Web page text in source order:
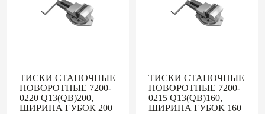
ТИСКИ СТАНОЧНЫЕ
ПОВОРОТНЫЕ 7200-
0220 Q13(QB)200,
ШИРИНА ГУБОК 200
ТИСКИ СТАНОЧНЫЕ
ПОВОРОТНЫЕ 7200-
0215 Q13(QB)160,
ШИРИНА ГУБОК 160